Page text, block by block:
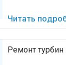
Читать
Ремонт турбин